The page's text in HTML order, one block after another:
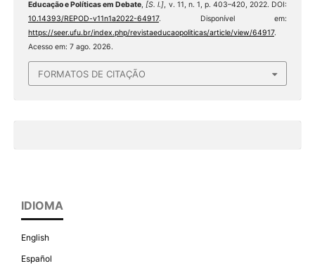
Educação e Políticas em Debate,[S. l.], v. 11, n. 1, p. 403–420, 2022. DOI:
10.14393/REPOD-v11n1a2022-64917. Disponível em:
https://seer.ufu.br/index.php/revistaeducaopoliticas/article/view/64917.
Acesso em: 7 ago. 2026.
FORMATOS DE CITAÇÃO
IDIOMA
English
Español